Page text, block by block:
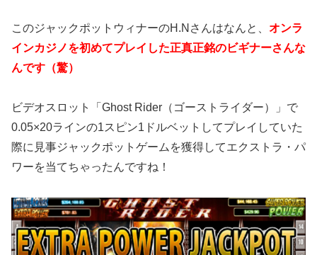
このジャックポットウィナーのH.Nさんはなんと、 オンラ
インカジノを初めてプレイした正真正銘のビギナーさんな
んです（驚）
ビデオスロット「Ghost Rider（ゴーストライダー）」で
0.05×20ラインの1スピン1ドルベットしてプレイしていた
際に見事ジャックポットゲームを獲得してエクストラ・パ
ワーを当てちゃったんですね！